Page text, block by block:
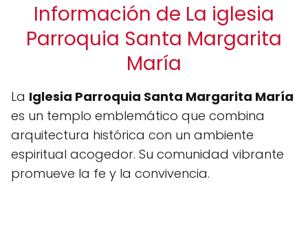
Información de La iglesia
Parroquia Santa Margarita
María
La Iglesia Parroquia Santa Margarita María
es un templo emblemático que combina
arquitectura histórica con un ambiente
espiritual acogedor. Su comunidad vibrante
promueve la fe y la convivencia.